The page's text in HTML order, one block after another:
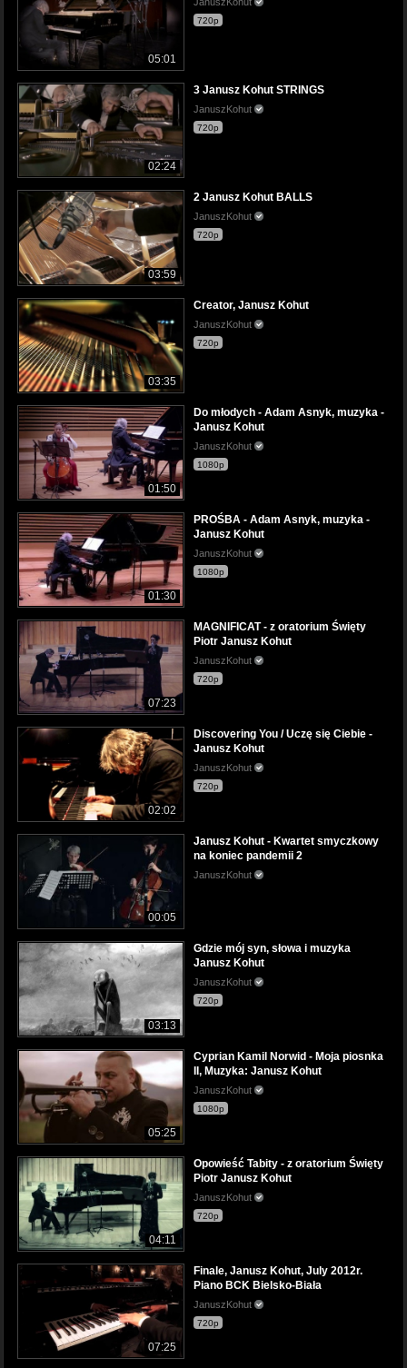
05:01
720p
02:24
3 Janusz Kohut STRINGS
JanuszKohut
720p
03:59
2 Janusz Kohut BALLS
JanuszKohut
720p
03:35
Creator, Janusz Kohut
JanuszKohut
720p
01:50
Do młodych - Adam Asnyk, muzyka -
Janusz Kohut
JanuszKohut
1080p
01:30
PROŚBA - Adam Asnyk, muzyka -
Janusz Kohut
JanuszKohut
1080p
07:23
MAGNIFICAT - z oratorium Święty
Piotr Janusz Kohut
JanuszKohut
720p
02:02
Discovering You / Uczę się Ciebie -
Janusz Kohut
JanuszKohut
720p
00:05
Janusz Kohut - Kwartet smyczkowy
na koniec pandemii 2
JanuszKohut
03:13
Gdzie mój syn, słowa i muzyka
Janusz Kohut
JanuszKohut
720p
05:25
Cyprian Kamil Norwid - Moja piosnka
II, Muzyka: Janusz Kohut
JanuszKohut
1080p
04:11
Opowieść Tabity - z oratorium Święty
Piotr Janusz Kohut
JanuszKohut
720p
07:25
Finale, Janusz Kohut, July 2012r.
Piano BCK Bielsko-Biała
JanuszKohut
720p